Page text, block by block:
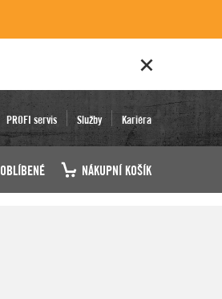
PROFI servis Služby Kariéra
OBLÍBENÉ NÁKUPNÍ KOŠÍK